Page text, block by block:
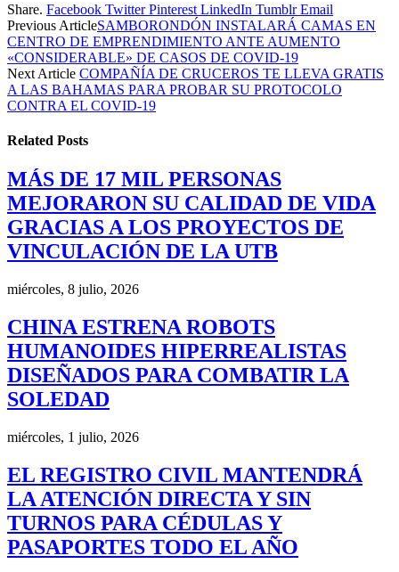
Share. Facebook Twitter Pinterest LinkedIn Tumblr Email
Previous ArticleSAMBORONDÓN INSTALARÁ CAMAS EN
CENTRO DE EMPRENDIMIENTO ANTE AUMENTO
«CONSIDERABLE» DE CASOS DE COVID-19
Next Article COMPAÑÍA DE CRUCEROS TE LLEVA GRATIS
A LAS BAHAMAS PARA PROBAR SU PROTOCOLO
CONTRA EL COVID-19
Related Posts
MÁS DE 17 MIL PERSONAS
MEJORARON SU CALIDAD DE VIDA
GRACIAS A LOS PROYECTOS DE
VINCULACIÓN DE LA UTB
miércoles, 8 julio, 2026
CHINA ESTRENA ROBOTS
HUMANOIDES HIPERREALISTAS
DISEÑADOS PARA COMBATIR LA
SOLEDAD
miércoles, 1 julio, 2026
EL REGISTRO CIVIL MANTENDRÁ
LA ATENCIÓN DIRECTA Y SIN
TURNOS PARA CÉDULAS Y
PASAPORTES TODO EL AÑO